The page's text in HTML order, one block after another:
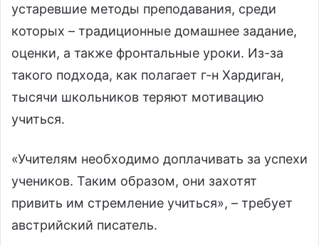
устаревшие методы преподавания, среди
которых – традиционные домашнее задание,
оценки, а также фронтальные уроки. Из-за
такого подхода, как полагает г-н Хардиган,
тысячи школьников теряют мотивацию
учиться.
«Учителям необходимо доплачивать за успехи
учеников. Таким образом, они захотят
привить им стремление учиться», – требует
австрийский писатель.